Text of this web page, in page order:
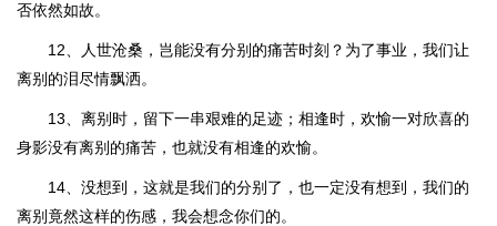
否依然如故。
12、人世沧桑，岂能没有分别的痛苦时刻？为了事业，我们让
离别的泪尽情飘洒。
13、离别时，留下一串艰难的足迹；相逢时，欢愉一对欣喜的
身影没有离别的痛苦，也就没有相逢的欢愉。
14、没想到，这就是我们的分别了，也一定没有想到，我们的
离别竟然这样的伤感，我会想念你们的。